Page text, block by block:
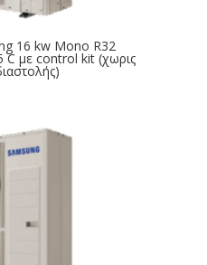
16 kw Mono R32
με control kit (χωρις